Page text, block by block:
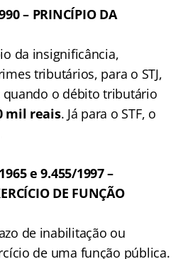
– PRINCÍPIO DA
da insignificância,
tributários, para o STJ,
o débito tributário
mil reais. Já para o STF, o
e 9.455/1997 –
DE FUNÇÃO
de inabilitação ou
de uma função pública.